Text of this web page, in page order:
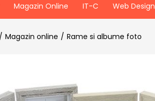
Magazin Online IT-C Web Design
Magazin online Rame si albume foto